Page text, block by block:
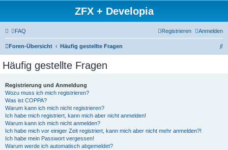
ZFX + Developia
FAQ Anmelden
Registrieren
Foren-Übersicht Häufig gestellte Fragen
S
Häufig gestellte Fragen
Registrierung und Anmeldung
Wozu muss ich mich registrieren?
Was ist COPPA?
Warum kann ich mich nicht registrieren?
Ich habe mich registriert, kann mich aber nicht anmelden!
Warum kann ich mich nicht anmelden?
Ich habe mich vor einiger Zeit registriert, kann mich aber nicht mehr anmelden?!
Ich habe mein Passwort vergessen!
Warum werde ich automatisch abgemeldet?